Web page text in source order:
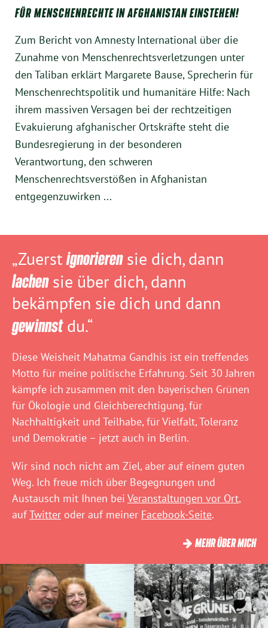
FÜR MENSCHENRECHTE IN AFGHANISTAN EINSTEHEN!
Zum Bericht von Amnesty International über die
Zunahme von Menschenrechtsverletzungen unter
den Taliban erklärt Margarete Bause, Sprecherin für
Menschenrechtspolitik und humanitäre Hilfe: Nach
ihrem massiven Versagen bei der rechtzeitigen
Evakuierung afghanischer Ortskräfte steht die
Bundesregierung in der besonderen
Verantwortung, den schweren
Menschenrechtsverstößen in Afghanistan
entgegenzuwirken ...
„Zuerstignorierensie dich, dann
lachensie über dich, dann
bekämpfen sie dich und dann
gewinnstdu.“
Diese Weisheit Mahatma Gandhis ist ein treffendes
Motto für meine politische Erfahrung. Seit 30 Jahren
kämpfe ich zusammen mit den bayerischen Grünen
für Ökologie und Gleichberechtigung, für
Nachhaltigkeit und Teilhabe, für Vielfalt, Toleranz
und Demokratie – jetzt auch in Berlin.
Wir sind noch nicht am Ziel, aber auf einem guten
Weg. Ich freue mich über Begegnungen und
Austausch mit Ihnen bei Veranstaltungen vor Ort,
aufTwitter oder auf meiner Facebook-Seite.
MEHR ÜBER MICH